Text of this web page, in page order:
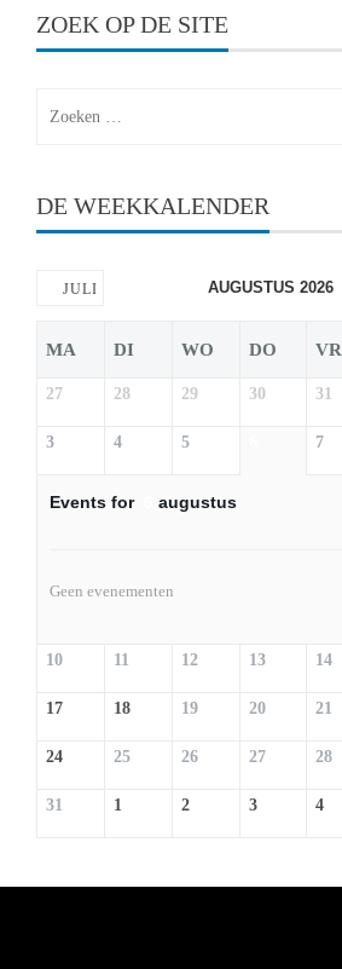
ZOEK OP DE SITE
DE WEEKKALENDER
JULI AUGUSTUS 2026
MA DI WO DO VR
27 28 29 30 31
3 4 5 7
Events for augustus
Geen evenementen
10 11 12 13 14
17 18 19 20 21
24 25 26 27 28
31 1 2 3 4